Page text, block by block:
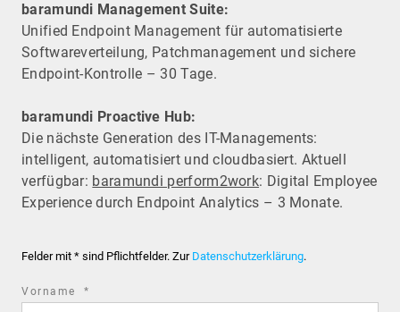
baramundi Management Suite:
Unified Endpoint Management für automatisierte
Software­verteilung, Patchmanagement und sichere
Endpoint-Kontrolle – 30 Tage.
baramundi Proactive Hub:
Die nächste Generation des IT-Managements:
intelligent, automatisiert und cloudbasiert. Aktuell
verfügbar: baramundi perform2work: Digital Employee
Experience durch Endpoint Analytics – 3 Monate.
Felder mit * sind Pflichtfelder. Zur Datenschutzerklärung.
Vorname *